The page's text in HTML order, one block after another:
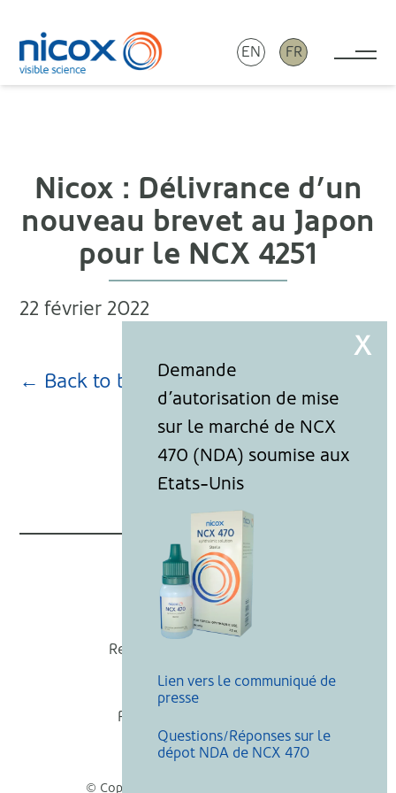
Nicox
EN FR
Nicox : Délivrance d’un
nouveau brevet au Japon
pour le NCX 4251
22 février 2022
← Back to blog page
Nicox
Recevoir nos actualités
Mentions légales
Politique de cookies
Recherche
© Copyright Nicox, Tous droits réservés
Lien vers le communiqué de
presse
Questions/Réponses sur le
dépot NDA de NCX 470